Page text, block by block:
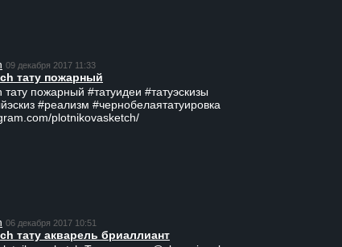
09 декабря 2017 11:33
тату пожарный
пожарный #татуидеи #татуэскизы
#реализм #чернобелаятатуировка
plotnikovasketch/
06 декабря 2017 10:51
тату акварель бриаллиант